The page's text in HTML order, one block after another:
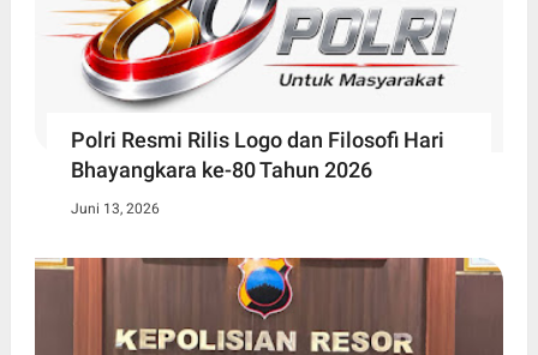
Polri Resmi Rilis Logo dan Filosofi Hari
Bhayangkara ke-80 Tahun 2026
Juni 13, 2026